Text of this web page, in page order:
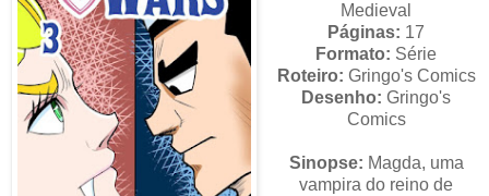
Medieval
Páginas: 17
Formato: Série
Roteiro: Gringo's Comics
Desenho: Gringo's
Comics
Sinopse: Magda, uma
vampira do reino de